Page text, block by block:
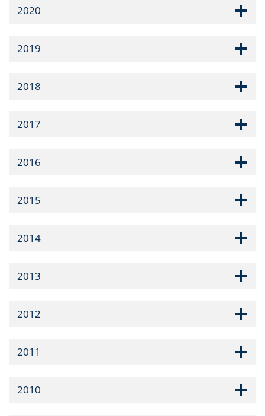
2020
2019
2018
2017
2016
2015
2014
2013
2012
2011
2010